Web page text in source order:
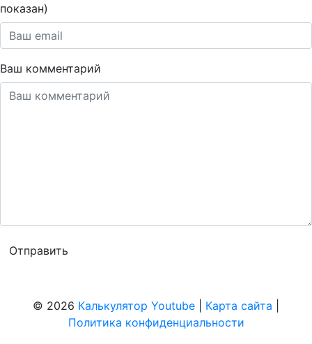
показан)
Ваш комментарий
© 2026 Калькулятор Youtube Карта сайта
Политика конфиденциальности